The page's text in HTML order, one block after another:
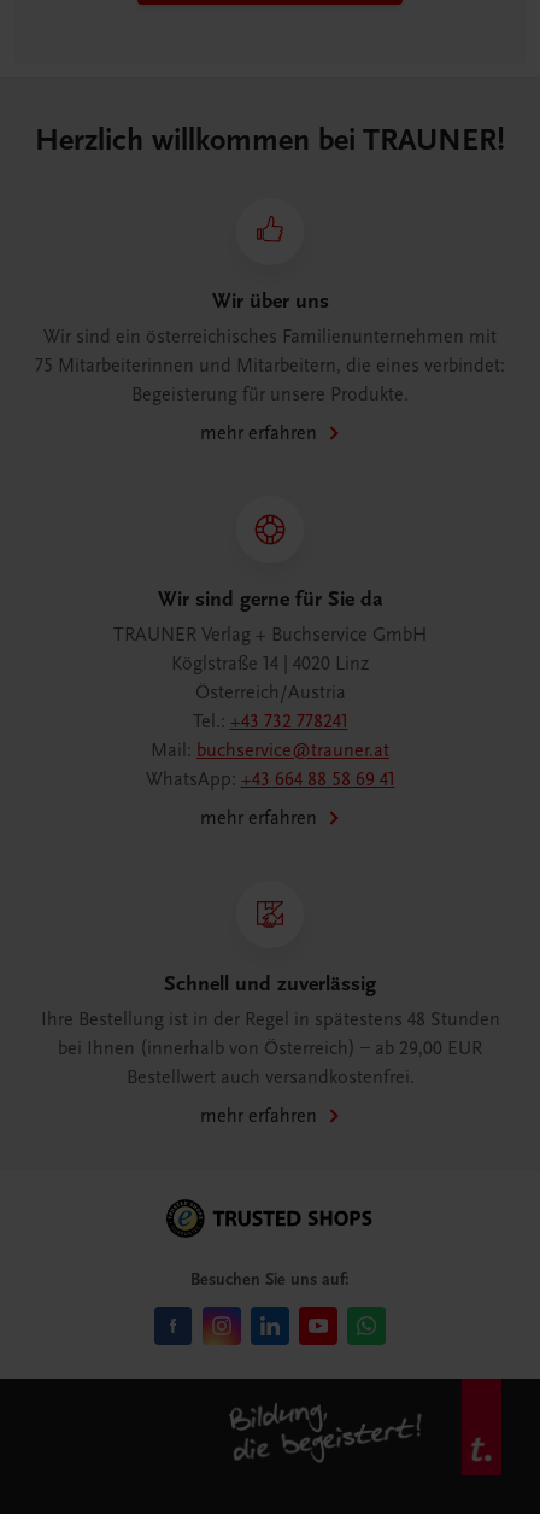
Herzlich willkommen bei TRAUNER!
Wir über uns
Wir sind ein österreichisches Familienunternehmen mit
75 Mitarbeiterinnen und Mitarbeitern, die eines verbindet:
Begeisterung für unsere Produkte.
mehr erfahren
Wir sind gerne für Sie da
TRAUNER Verlag + Buchservice GmbH
Köglstraße 14 | 4020 Linz
Österreich/Austria
Tel.: +43 732 778241
Mail: buchservice@trauner.at
WhatsApp: +43 664 88 58 69 41
mehr erfahren
Schnell und zuverlässig
Ihre Bestellung ist in der Regel in spätestens 48 Stunden
bei Ihnen (innerhalb von Österreich) – ab 29,00 EUR
Bestellwert auch versandkostenfrei.
mehr erfahren
Besuchen Sie uns auf: